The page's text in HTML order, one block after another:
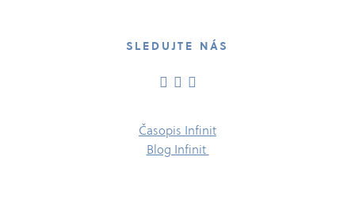
SLEDUJTE NÁS
Časopis Infinit
Blog Infinit